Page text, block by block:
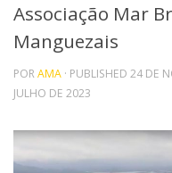
Associação Mar
Manguezais
PORAMA · PUBLISHED 24 DE
JULHO DE 2023